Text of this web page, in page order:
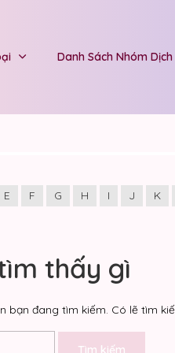
Danh Sách Nhóm Dịch
E F G H I J K
thấy gì
bạn đang tìm kiếm. Có lẽ tìm